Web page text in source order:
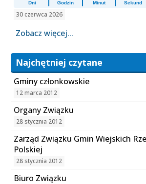
Dni Godzin Minut Sekund
30 czerwca 2026
Zobacz więcej...
Najchętniej czytane
Gminy członkowskie
12 marca 2012
Organy Związku
28 stycznia 2012
Zarząd Związku Gmin Wiejskich
Polskiej
28 stycznia 2012
Biuro Związku